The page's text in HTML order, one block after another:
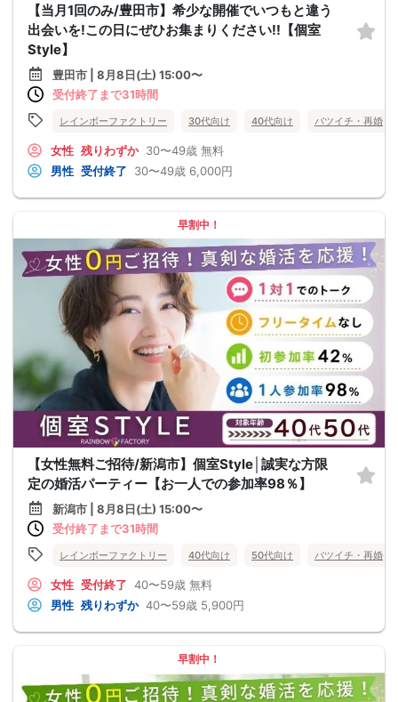
【当月1回のみ/豊田市】希少な開催でいつもと違う
出会いを!この日にぜひお集まりください!!【個室
Style】
豊田市 | 8月8日(土) 15:00〜
受付終了まで31時間
レインボーファクトリー 30代向け 40代向け バツイチ・再婚
女性 残りわずか 30〜49歳 無料
男性 受付終了 30〜49歳 6,000円
早割中！
【女性無料ご招待/新潟市】個室Style│誠実な方限
定の婚活パーティー【お一人での参加率98％】
新潟市 | 8月8日(土) 15:00〜
受付終了まで31時間
レインボーファクトリー 40代向け 50代向け バツイチ・再婚
女性 受付終了 40〜59歳 無料
男性 残りわずか 40〜59歳 5,900円
早割中！